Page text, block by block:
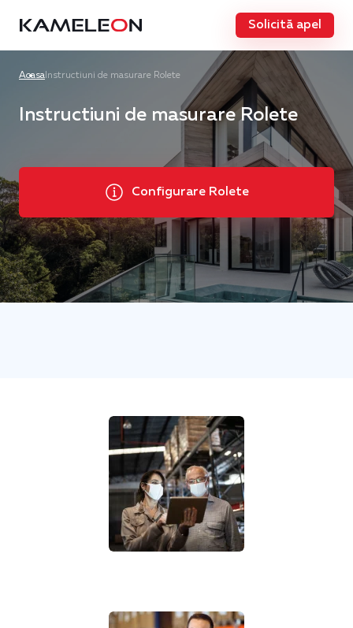
Solicită apel
Acasa Instructiuni de masurare Rolete
Instructiuni de masurare Rolete
Configurare Rolete